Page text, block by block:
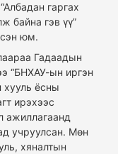
гаргах
байна гэв үү”
юм.
Гадаадын
“БНХАУ-ын иргэн
хууль ёсны
ирэхээс
ажиллагаанд
учруулсан. Мөн
хяналтын